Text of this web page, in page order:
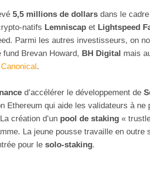
5,5 millions de dollars dans le cadre
natifs Lemniscap et Lightspeed
Parmi les autres investisseurs, on
Brevan Howard, BH Digital mais
Canonical .
d’accélérer le développement de
Ethereum qui aide les validateurs à ne
création d’un pool de staking «
La jeune pousse travaille en outre
pour le solo-staking.